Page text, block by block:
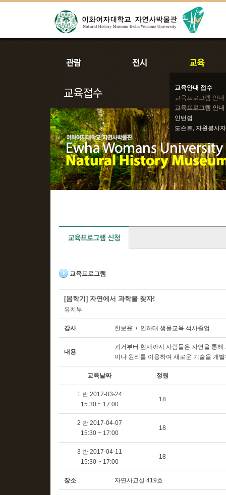
교육안내 접수
교육프로그램 안내
교육프로그램 안내
인턴쉽
도슨트, 자원봉사자
교육프로그램
[봄학기] 자연에서 과학을 찾자!
유치부
강사 한보윤 / 인하대 생물교육 석사졸업
내용
과거부터 현재까지 사람들은 자연을 통해
이나 원리를 이용하여 새로운 기술을 개
교육날짜 정원
1 반 2017-03-24
15:30 ~ 17:00
18
2 반 2017-04-07
15:30 ~ 17:00
18
3 반 2017-04-11
15:30 ~ 17:00
18
장소 자연사교실 419호